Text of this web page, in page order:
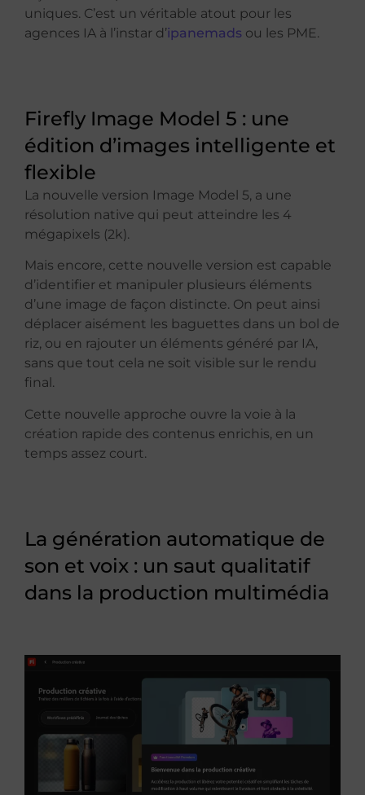
uniques. C’est un véritable atout pour les
agences IA à l’instar d’ipanemads ou les PME.
Firefly Image Model 5 : une
édition d’images intelligente et
flexible
La nouvelle version Image Model 5, a une
résolution native qui peut atteindre les 4
mégapixels (2k).
Mais encore, cette nouvelle version est capable
d’identifier et manipuler plusieurs éléments
d’une image de façon distincte. On peut ainsi
déplacer aisément les baguettes dans un bol de
riz, ou en rajouter un éléments généré par IA,
sans que tout cela ne soit visible sur le rendu
final.
Cette nouvelle approche ouvre la voie à la
création rapide des contenus enrichis, en un
temps assez court.
La génération automatique de
son et voix : un saut qualitatif
dans la production multimédia